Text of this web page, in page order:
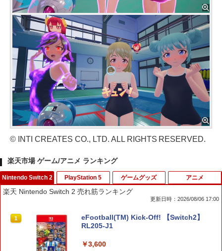
© INTI CREATES CO., LTD. ALL RIGHTS RESERVED.
楽天市場 ゲーム/アニメ ランキング
Nintendo Switch 2
楽天 Nintendo Switch 2 売れ筋ランキング
更新日時：2026/08/06 17:00
1
eFootball(TM) Kick-Off! 【Switch2】
RL205-J1
￥3,600
PlayStation 5 ゲームグッズ アニメ